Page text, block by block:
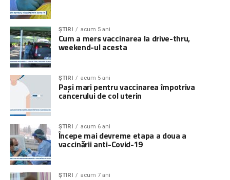
ȘTIRI acum 5 ani
Cum a mers vaccinarea la drive-thru,
weekend-ul acesta
ȘTIRI acum 5 ani
Pași mari pentru vaccinarea împotriva
cancerului de col uterin
ȘTIRI acum 6 ani
Începe mai devreme etapa a doua a
vaccinării anti-Covid-19
ȘTIRI acum 7 ani